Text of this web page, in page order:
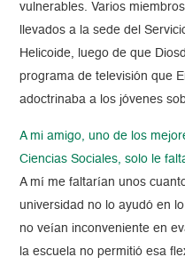
vulnerables. Varios
llevados a la sede del
Helicoide, luego de que
programa de televisión que
adoctrinaba a los jóvenes
A mi amigo, uno de los
Ciencias Sociales, solo le
A mí me faltarían unos
universidad no lo ayudó en
no veían inconveniente en
la escuela no permitió esa